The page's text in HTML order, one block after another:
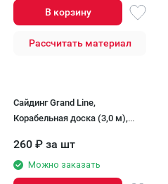
В корзину
Рассчитать материал
Сайдинг Grand Line,
Корабельная доска (3,0 м),
260 ₽ за шт
Можно заказать